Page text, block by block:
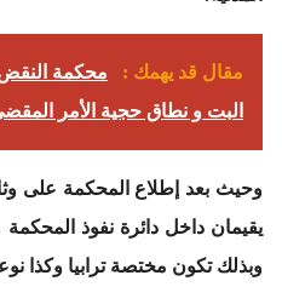
مقال قد يهمك :
محكمة
البت و نطاق حجية الأمر
وحيث بعد إطلاع المحكمة على
يقيمان داخل دائرة نفوذ
وبذلك تكون مختصة ترابيا وكذا